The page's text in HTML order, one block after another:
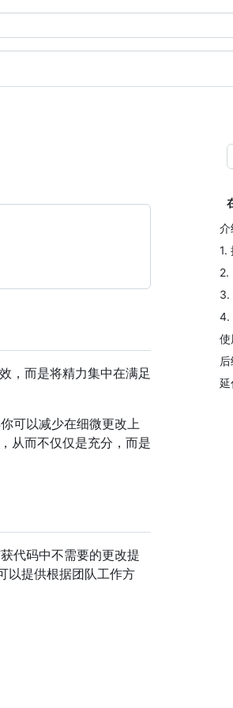
介
1.
2.
3.
4.
延
，而是将精力集中在满足
可以减少在细微更改上
从而不仅仅是充分，而是
代码中不需要的更改提
以提供根据团队工作方